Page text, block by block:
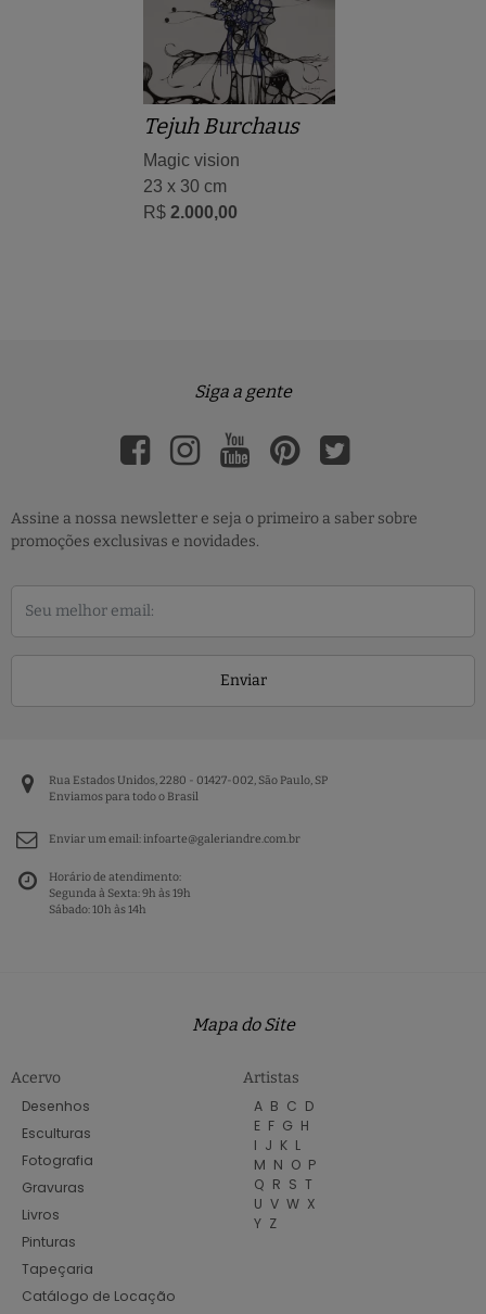
Tejuh Burchaus
Magic vision
23 x 30 cm
R$ 2.000,00
Siga a gente
Assine a nossa newsletter e seja o primeiro a saber sobre
promoções exclusivas e novidades.
Enviar
Rua Estados Unidos, 2280 - 01427-002, São Paulo, SP
Enviamos para todo o Brasil
Enviar um email:infoarte@galeriandre.com.br
Horário de atendimento:
Segunda à Sexta: 9h às 19h
Sábado: 10h às 14h
Mapa do Site
Acervo
Desenhos
Esculturas
Fotografia
Gravuras
Livros
Pinturas
Tapeçaria
Catálogo de Locação
Artistas
A B C D
E F G H
I J K L
M N O P
Q R S T
U V W X
Y Z